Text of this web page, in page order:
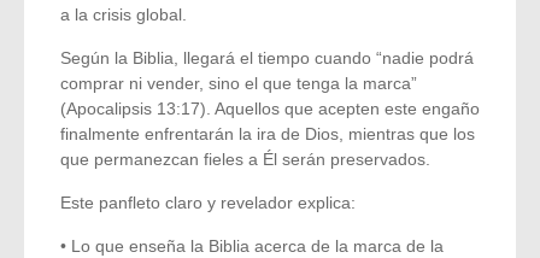
a la crisis global.
Según la Biblia, llegará el tiempo cuando “nadie podrá
comprar ni vender, sino el que tenga la marca”
(Apocalipsis 13:17). Aquellos que acepten este engaño
finalmente enfrentarán la ira de Dios, mientras que los
que permanezcan fieles a Él serán preservados.
Este panfleto claro y revelador explica:
• Lo que enseña la Biblia acerca de la marca de la